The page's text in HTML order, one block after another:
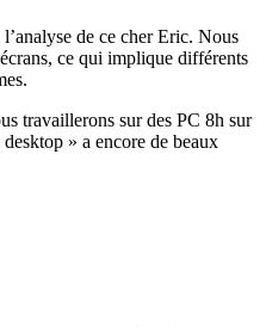
l’analyse de ce cher Eric. Nous
ce qui implique différents
travaillerons sur des PC 8h sur
» a encore de beaux